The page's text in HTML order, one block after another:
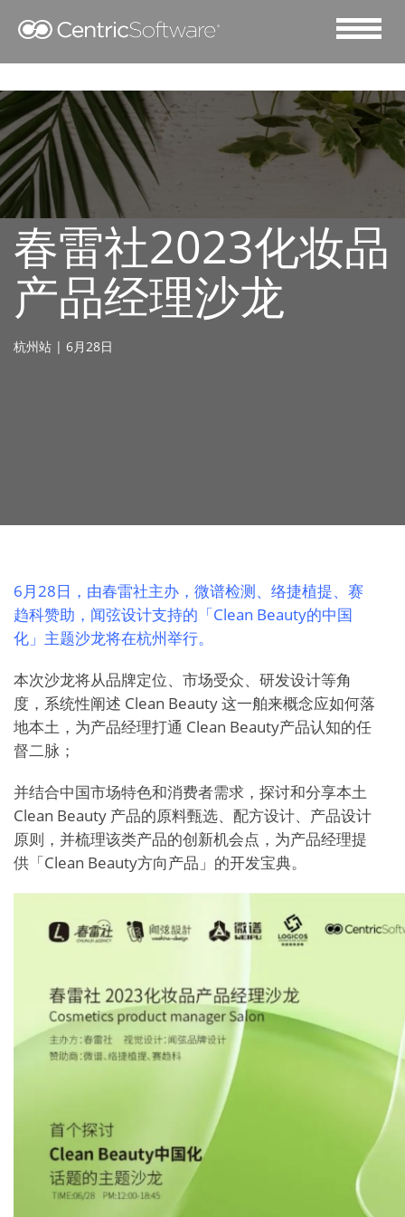
春雷社2023化妆品
产品经理沙龙
杭州站 | 6月28日
6月28日，由春雷社主办，微谱检测、络捷植提、赛
趋科赞助，闻弦设计支持的「Clean Beauty的中国
化」主题沙龙将在杭州举行。
本次沙龙将从品牌定位、市场受众、研发设计等角
度，系统性阐述 Clean Beauty 这一舶来概念应如何落
地本土，为产品经理打通 Clean Beauty产品认知的任
督二脉；
并结合中国市场特色和消费者需求，探讨和分享本土
Clean Beauty 产品的原料甄选、配方设计、产品设计
原则，并梳理该类产品的创新机会点，为产品经理提
供「Clean Beauty方向产品」的开发宝典。